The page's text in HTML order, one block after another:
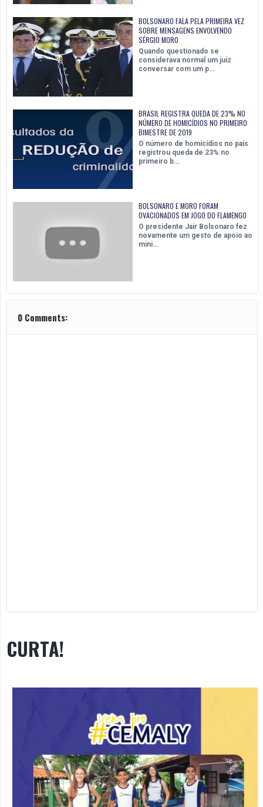
BOLSONARO FALA PELA PRIMEIRA VEZ
SOBRE MENSAGENS ENVOLVENDO
SÉRGIO MORO
Quando questionado se
considerava normal um juiz
conversar com um p…
BRASIL REGISTRA QUEDA DE 23% NO
NÚMERO DE HOMICÍDIOS NO PRIMEIRO
BIMESTRE DE 2019
O número de homicídios no país
registrou queda de 23% no
primeiro b…
BOLSONARO E MORO FORAM
OVACIONADOS EM JOGO DO FLAMENGO
O presidente Jair Bolsonaro fez
novamente um gesto de apoio ao
mini…
0 Comments:
CURTA!